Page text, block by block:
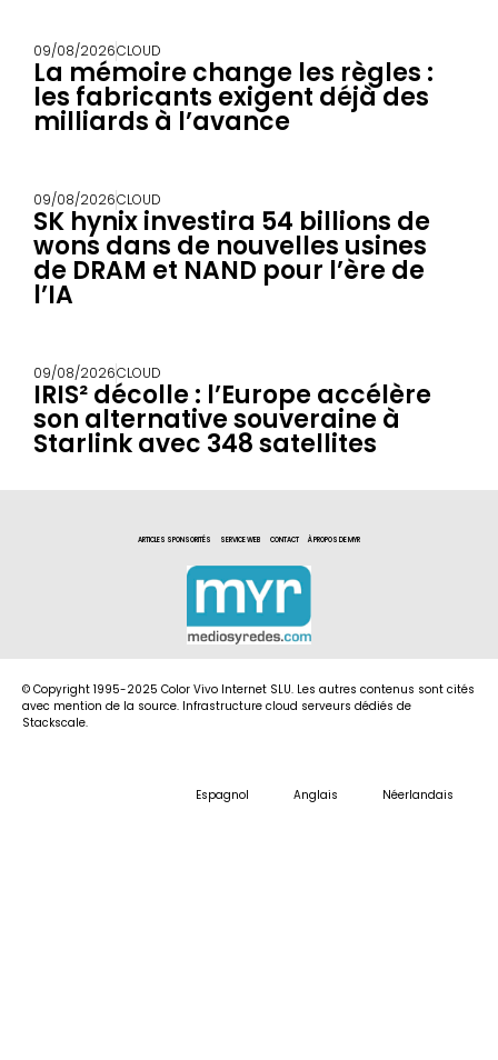
09/08/2026CLOUD
La mémoire change les règles :
les fabricants exigent déjà des
milliards à l’avance
09/08/2026CLOUD
SK hynix investira 54 billions de
wons dans de nouvelles usines
de DRAM et NAND pour l’ère de
l’IA
09/08/2026CLOUD
IRIS² décolle : l’Europe accélère
son alternative souveraine à
Starlink avec 348 satellites
ARTICLES SPONSORITÉS SERVICE WEB CONTACT À PROPOS DE MYR
© Copyright 1995-2025 Color Vivo Internet SLU. Les autres contenus sont cités
avec mention de la source. Infrastructure cloud serveurs dédiés de
Stackscale.
Espagnol Anglais Néerlandais